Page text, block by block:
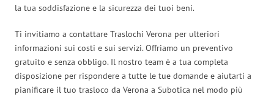
la tua soddisfazione e la sicurezza dei tuoi beni.
Ti invitiamo a contattare Traslochi Verona per ulteriori
informazioni sui costi e sui servizi. Offriamo un preventivo
gratuito e senza obbligo. Il nostro team è a tua completa
disposizione per rispondere a tutte le tue domande e aiutarti a
pianificare il tuo trasloco da Verona a Subotica nel modo più